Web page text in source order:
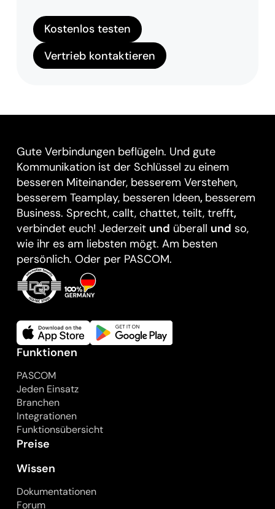
Kostenlos testen
Vertrieb kontaktieren
Gute Verbindungen beflügeln. Und gute
Kommunikation ist der Schlüssel zu einem
besseren Miteinander, besserem Verstehen,
besserem Teamplay, besseren Ideen, besserem
Business. Sprecht, callt, chattet, teilt, trefft,
verbindet euch! Jederzeit und überall und so,
wie ihr es am liebsten mögt. Am besten
persönlich. Oder per PASCOM.
Funktionen
PASCOM
Jeden Einsatz
Branchen
Integrationen
Funktionsübersicht
Preise
Wissen
Dokumentationen
Forum